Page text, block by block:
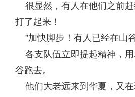
很显然，有人在他们之前
打了起来！
”加快脚步！有人已经在山
各支队伍立即提起精神，用
谷跑去。
他们大老远来到华夏，又